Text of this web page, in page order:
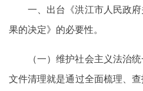
一、出台《洪江市人民政
果的决定》的必要性。
（一）维护社会主义法治
文件清理就是通过全面梳理、